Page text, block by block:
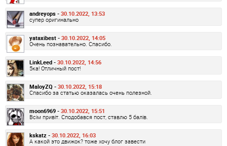
andreyops - 30.10.2022, 13:53
супер оригинально
yataxibest - 30.10.2022, 14:05
Очень познавательно. Спасибо.
LinkLeed - 30.10.2022, 14:56
5ка! Отличный пост!
MaloyZQ - 30.10.2022, 15:18
Спасибо за статью оказалась очень полезной.
moon6969 - 30.10.2022, 15:51
Всім привіт. Сподобався пост, ставлю 5 балів.
kskatz - 30.10.2022, 16:03
А какой это движок? тоже хочу блог завести